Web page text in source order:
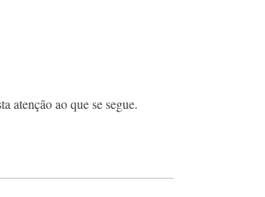
atenção ao que se segue.